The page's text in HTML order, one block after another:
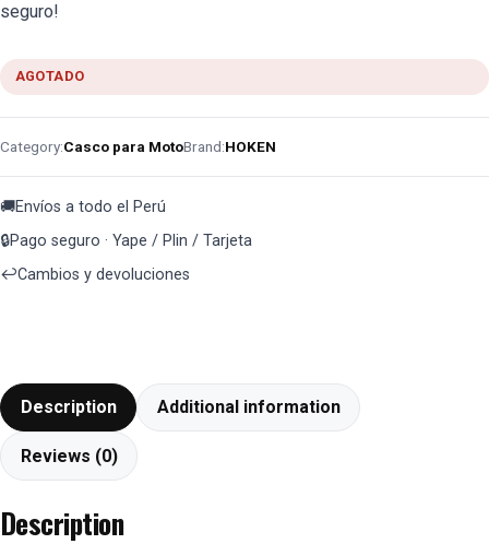
seguro!
AGOTADO
Category:Casco para MotoBrand:HOKEN
🚚Envíos a todo el Perú
🔒Pago seguro · Yape / Plin / Tarjeta
↩️Cambios y devoluciones
Description Additional information
Reviews (0)
Description